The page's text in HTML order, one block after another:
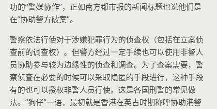
功的“警媒协作”，正如南方都市报的新闻标题也说他们是
在“协助警方破案”。
警察依法行使对于涉嫌犯罪行为的侦查权（包括在立案侦
查前的调查权）。但警方经过一定手续也可以使用非警人
员协助参与较为边缘性的侦查和调查。为了查案需要，警
察侦查在必要的时候可以采取隐匿的手段进行，这种手段
有的也可以授权非警人员行使。这是各国刑警的常见做
法。“狗仔”一语，最初就是香港在英占时期称呼协助港警